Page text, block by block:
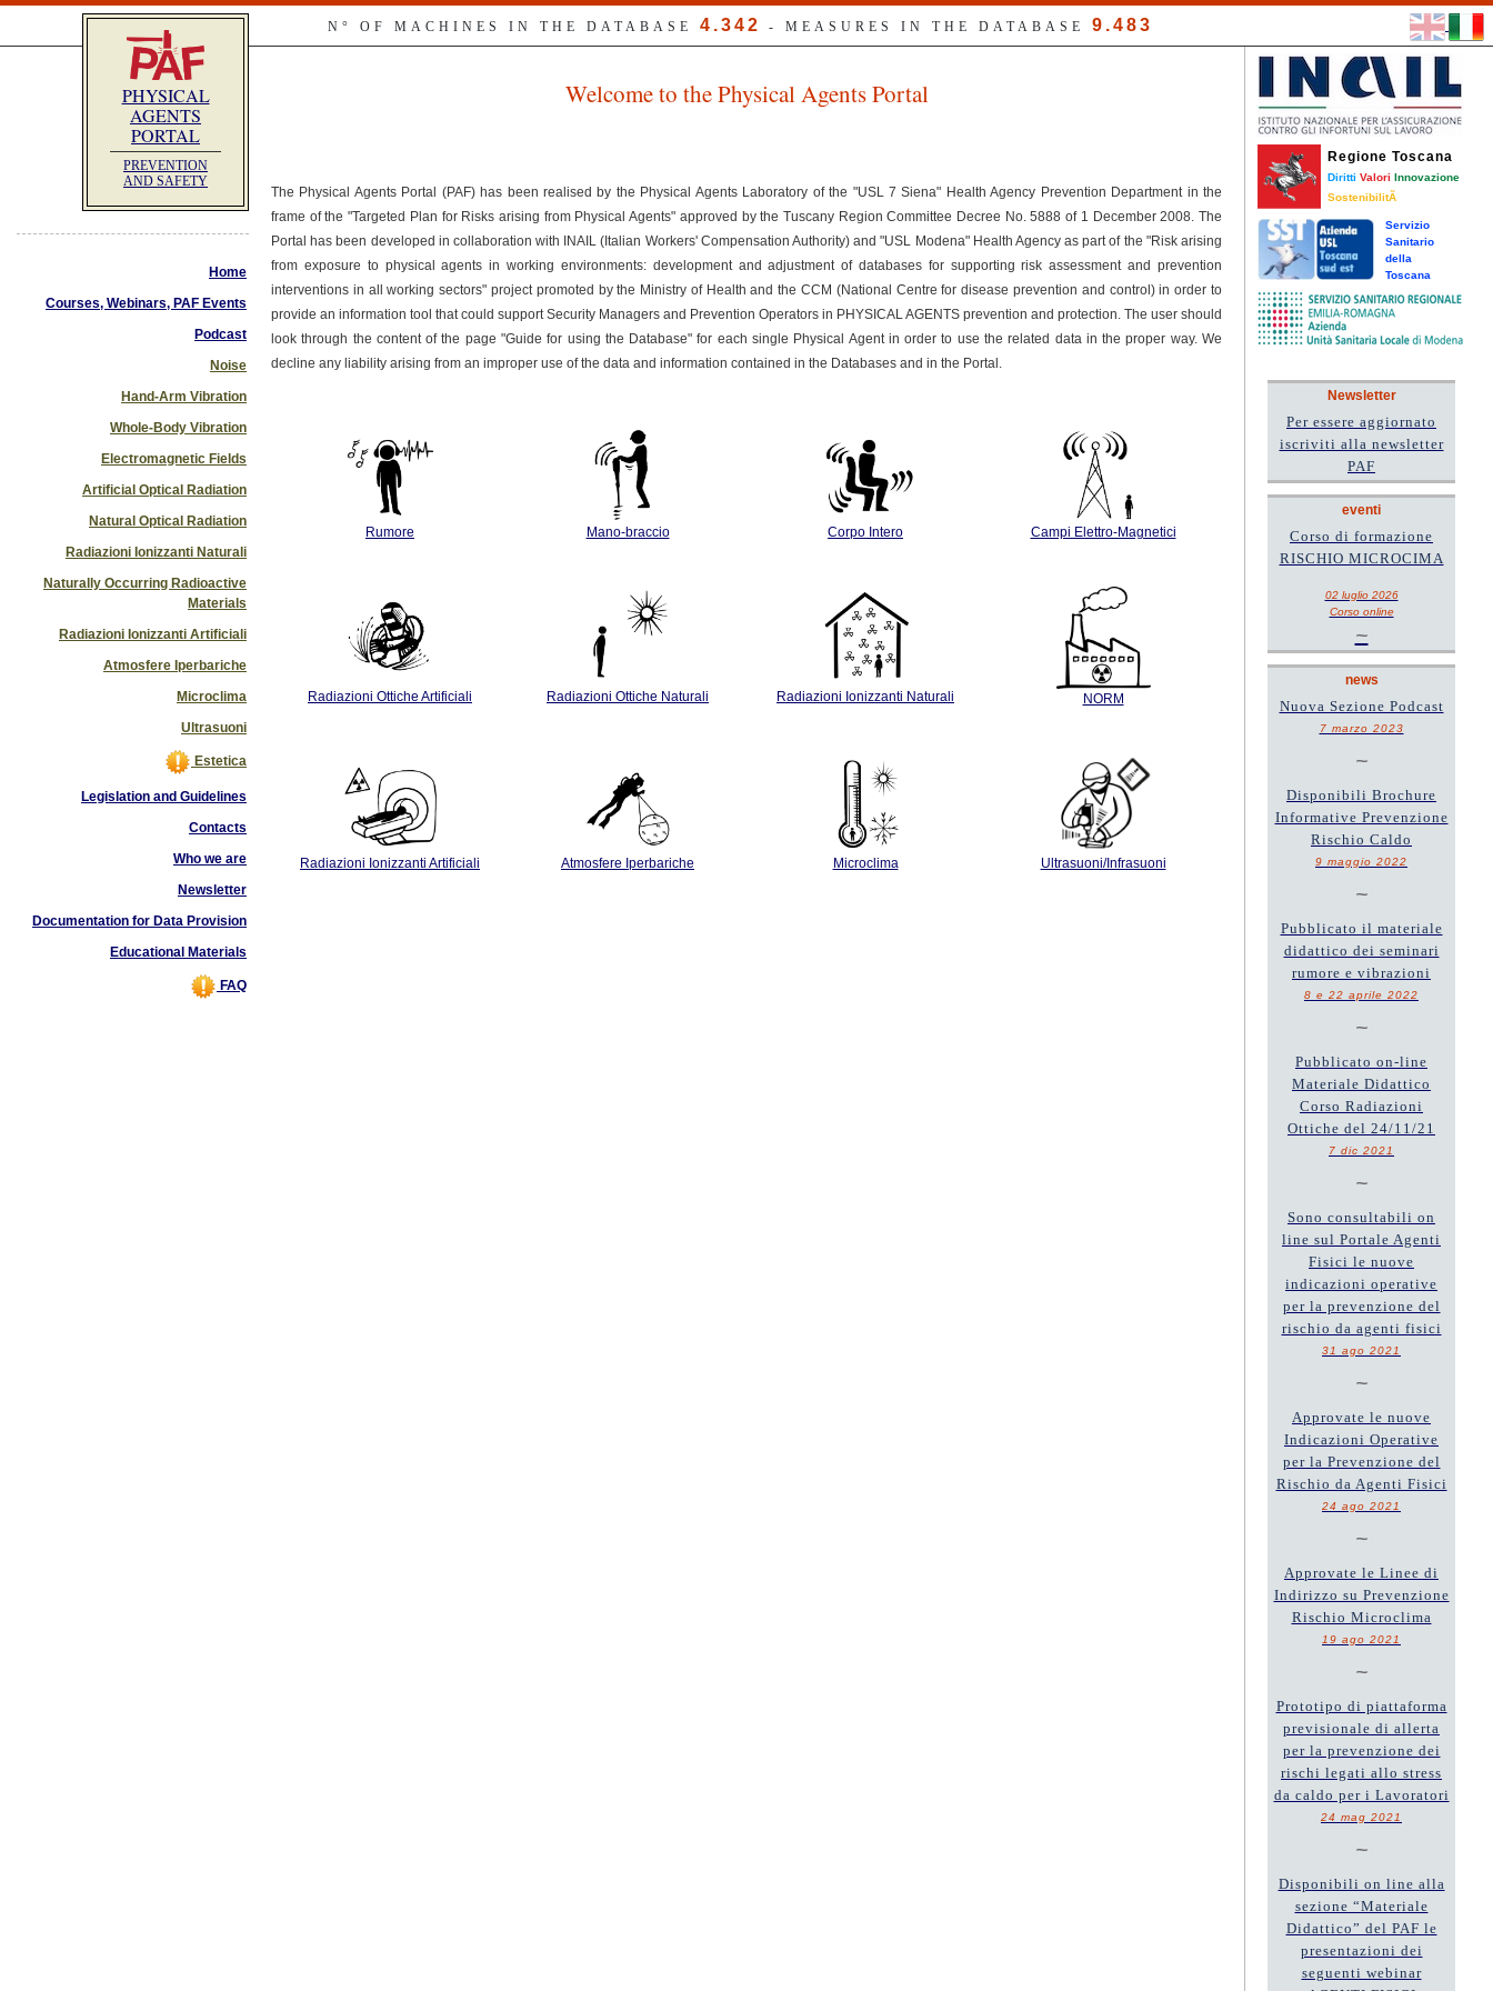
N° OF MACHINES IN THE DATABASE 4.342 - MEASURES IN THE DATABASE 9.483
PHYSICAL
AGENTS
PORTAL
PREVENTION
AND SAFETY
Home
Courses, Webinars, PAF Events
Podcast
Noise
Hand-Arm Vibration
Whole-Body Vibration
Electromagnetic Fields
Artificial Optical Radiation
Natural Optical Radiation
Radiazioni Ionizzanti Naturali
Naturally Occurring Radioactive
Materials
Radiazioni Ionizzanti Artificiali
Atmosfere Iperbariche
Microclima
Ultrasuoni
Estetica
Legislation and Guidelines
Contacts
Who we are
Newsletter
Documentation for Data Provision
Educational Materials
FAQ
Welcome to the Physical Agents Portal
The Physical Agents Portal (PAF) has been realised by the Physical Agents Laboratory of the "USL 7 Siena" Health Agency Prevention Department in the
frame of the "Targeted Plan for Risks arising from Physical Agents" approved by the Tuscany Region Committee Decree No. 5888 of 1 December 2008. The
Portal has been developed in collaboration with INAIL (Italian Workers' Compensation Authority) and "USL Modena" Health Agency as part of the "Risk arising
from exposure to physical agents in working environments: development and adjustment of databases for supporting risk assessment and prevention
interventions in all working sectors" project promoted by the Ministry of Health and the CCM (National Centre for disease prevention and control) in order to
provide an information tool that could support Security Managers and Prevention Operators in PHYSICAL AGENTS prevention and protection. The user should
look through the content of the page "Guide for using the Database" for each single Physical Agent in order to use the related data in the proper way. We
decline any liability arising from an improper use of the data and information contained in the Databases and in the Portal.
Rumore Mano-braccio Corpo Intero Campi Elettro-Magnetici
Radiazioni Ottiche Artificiali Radiazioni Ottiche Naturali Radiazioni Ionizzanti Naturali NORM
Radiazioni Ionizzanti Artificiali Atmosfere Iperbariche Microclima Ultrasuoni/Infrasuoni
Regione Toscana
Diritti Valori Innovazione
SostenibilitÃ
Servizio
Sanitario
della
Toscana
Newsletter
Per essere aggiornato
iscriviti alla newsletter
PAF
eventi
Corso di formazione
RISCHIO MICROCIMA
02 luglio 2026
Corso online
~
news
Nuova Sezione Podcast
7 marzo 2023
~
Disponibili Brochure
Informative Prevenzione
Rischio Caldo
9 maggio 2022
~
Pubblicato il materiale
didattico dei seminari
rumore e vibrazioni
8 e 22 aprile 2022
~
Pubblicato on-line
Materiale Didattico
Corso Radiazioni
Ottiche del 24/11/21
7 dic 2021
~
Sono consultabili on
line sul Portale Agenti
Fisici le nuove
indicazioni operative
per la prevenzione del
rischio da agenti fisici
31 ago 2021
~
Approvate le nuove
Indicazioni Operative
per la Prevenzione del
Rischio da Agenti Fisici
24 ago 2021
~
Approvate le Linee di
Indirizzo su Prevenzione
Rischio Microclima
19 ago 2021
~
Prototipo di piattaforma
previsionale di allerta
per la prevenzione dei
rischi legati allo stress
da caldo per i Lavoratori
24 mag 2021
~
Disponibili on line alla
sezione “Materiale
Didattico” del PAF le
presentazioni dei
seguenti webinar